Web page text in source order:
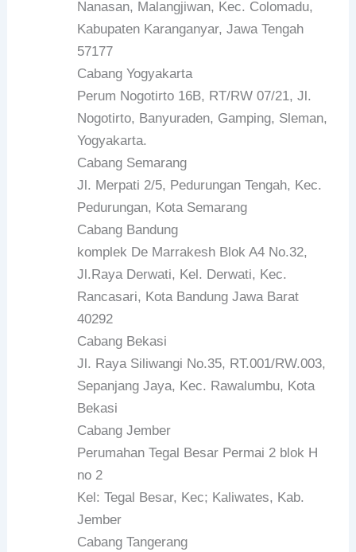
Nanasan, Malangjiwan, Kec. Colomadu,
Kabupaten Karanganyar, Jawa Tengah
57177
Cabang Yogyakarta
Perum Nogotirto 16B, RT/RW 07/21, Jl.
Nogotirto, Banyuraden, Gamping, Sleman,
Yogyakarta.
Cabang Semarang
Jl. Merpati 2/5, Pedurungan Tengah, Kec.
Pedurungan, Kota Semarang
Cabang Bandung
komplek De Marrakesh Blok A4 No.32,
Jl.Raya Derwati, Kel. Derwati, Kec.
Rancasari, Kota Bandung Jawa Barat
40292
Cabang Bekasi
Jl. Raya Siliwangi No.35, RT.001/RW.003,
Sepanjang Jaya, Kec. Rawalumbu, Kota
Bekasi
Cabang Jember
Perumahan Tegal Besar Permai 2 blok H
no 2
Kel: Tegal Besar, Kec; Kaliwates, Kab.
Jember
Cabang Tangerang